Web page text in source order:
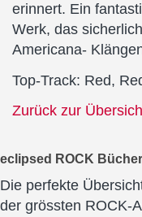
erinnert. Ein
Werk, das
Americana-
Top-Track: Red,
Zurück zur
eclipsed ROCK Bücher
Die perfekte
der grössten ROCK-